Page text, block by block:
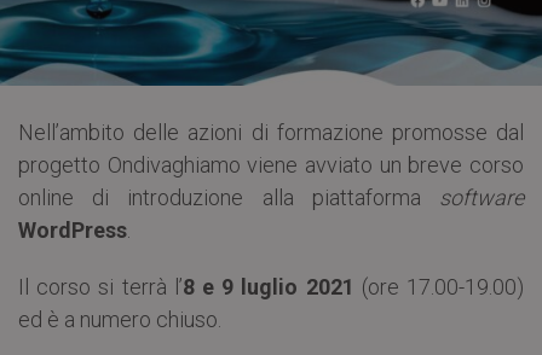
Nell’ambito delle azioni di formazione promosse dal
progetto Ondivaghiamo viene avviato un breve corso
online di introduzione alla piattaforma software
WordPress
Il corso si terrà l’8 e 9 luglio 2021 (ore 17.00-19.00)
ed è a numero chiuso.